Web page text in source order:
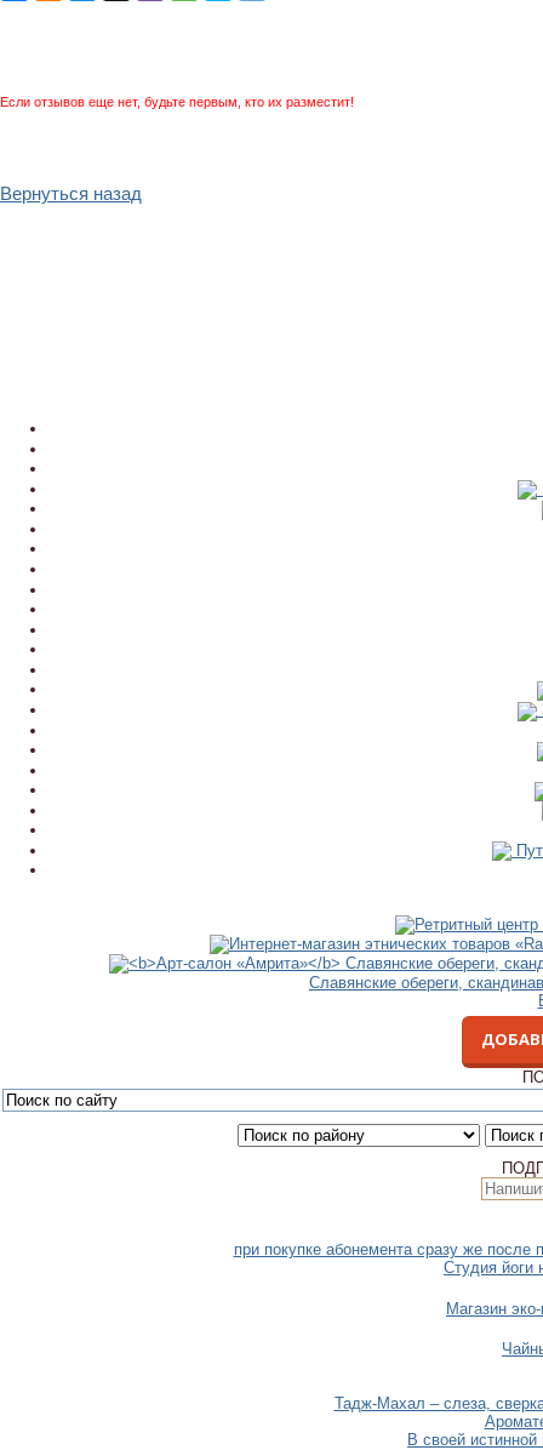
Если отзывов еще нет, будьте первым, кто их разместит!
Вернуться назад
Славянские обереги,
при покупке абонемента сразу же после
Студия йоги
Магазин
Тадж-Махал – слеза,
В своей